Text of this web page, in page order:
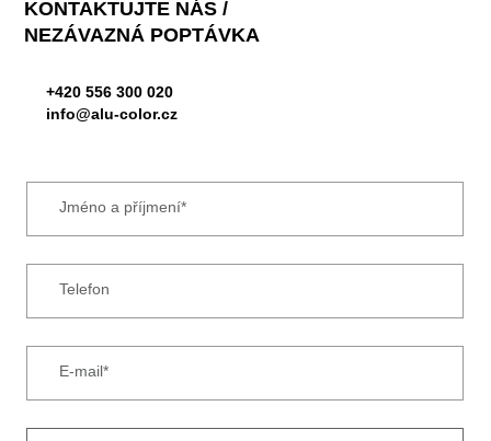
KONTAKTUJTE NÁS /
NEZÁVAZNÁ POPTÁVKA
+420 556 300 020
info@alu-color.cz
Jméno a příjmení*
Telefon
E-mail*